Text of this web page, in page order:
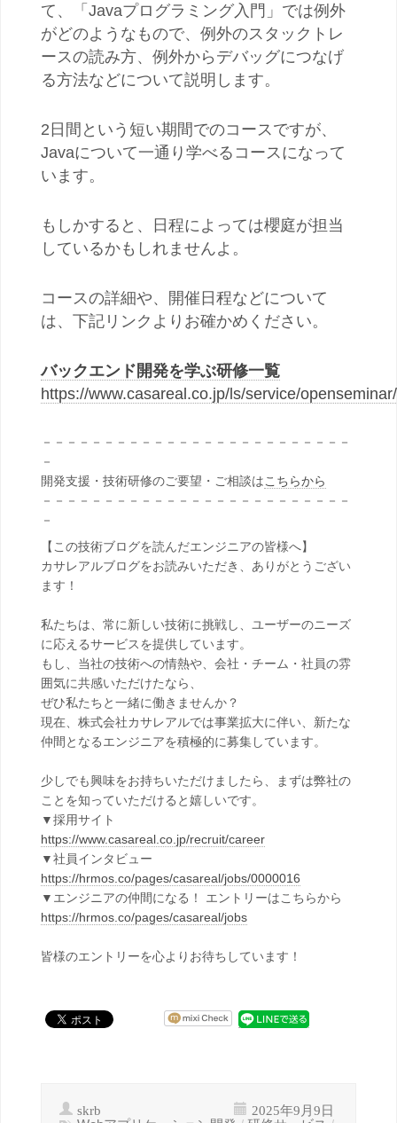
て、「Javaプログラミング入門」では例外
がどのようなもので、例外のスタックトレ
ースの読み方、例外からデバッグにつなげ
る方法などについて説明します。
2日間という短い期間でのコースですが、
Javaについて一通り学べるコースになって
います。
もしかすると、日程によっては櫻庭が担当
しているかもしれませんよ。
コースの詳細や、開催日程などについて
は、下記リンクよりお確かめください。
バックエンド開発を学ぶ研修一覧
https://www.casareal.co.jp/ls/service/
－－－－－－－－－－－－－－－－－－－－－－－－－
－
開発支援・技術研修のご要望・ご相談はこちらから
－－－－－－－－－－－－－－－－－－－－－－－－－
－
【この技術ブログを読んだエンジニアの皆様へ】
カサレアルブログをお読みいただき、ありがとうござい
ます！
私たちは、常に新しい技術に挑戦し、ユーザーのニーズ
に応えるサービスを提供しています。
もし、当社の技術への情熱や、会社・チーム・社員の雰
囲気に共感いただけたなら、
ぜひ私たちと一緒に働きませんか？
現在、株式会社カサレアルでは事業拡大に伴い、新たな
仲間となるエンジニアを積極的に募集しています。
少しでも興味をお持ちいただけましたら、まずは弊社の
ことを知っていただけると嬉しいです。
▼採用サイト
https://www.casareal.co.jp/recruit/career
▼社員インタビュー
https://hrmos.co/pages/casareal/jobs/0000016
▼エンジニアの仲間になる！ エントリーはこちらから
https://hrmos.co/pages/casareal/jobs
皆様のエントリーを心よりお待ちしています！
skrb 2025年9月9日